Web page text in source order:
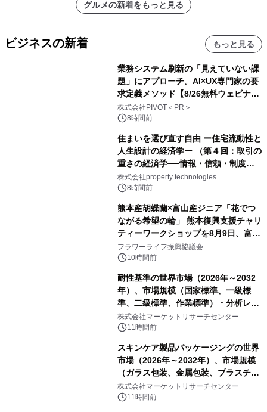
グルメの新着をもっと見る
ビジネスの新着 もっと見る
業務システム刷新の「見えていない課
題」にアプローチ。AI×UX専門家の要
求定義メソッド【8/26無料ウェビナ
ー】株式会社PIVOT
株式会社PIVOT＜PR＞
8時間前
住まいを選び直す自由 ー住宅流動性と
人生設計の経済学ー （第４回：取引の
重さの経済学──情報・信頼・制度を
PropTechはどう組み替えるか）｜
PropTech-Lab
株式会社property technologies
8時間前
熊本産胡蝶蘭×富山産ジニア「花でつ
ながる希望の輪」 熊本復興支援チャリ
ティーワークショップを8月9日、富
山・射水で開催
フラワーライフ振興協議会
10時間前
耐性基準の世界市場（2026年～2032
年）、市場規模（国家標準、一級標
準、二級標準、作業標準）・分析レポ
ートを発表
株式会社マーケットリサーチセンター
11時間前
スキンケア製品パッケージングの世界
市場（2026年～2032年）、市場規模
（ガラス包装、金属包装、プラスチッ
ク包装、その他）・分析レポートを発
表
株式会社マーケットリサーチセンター
11時間前